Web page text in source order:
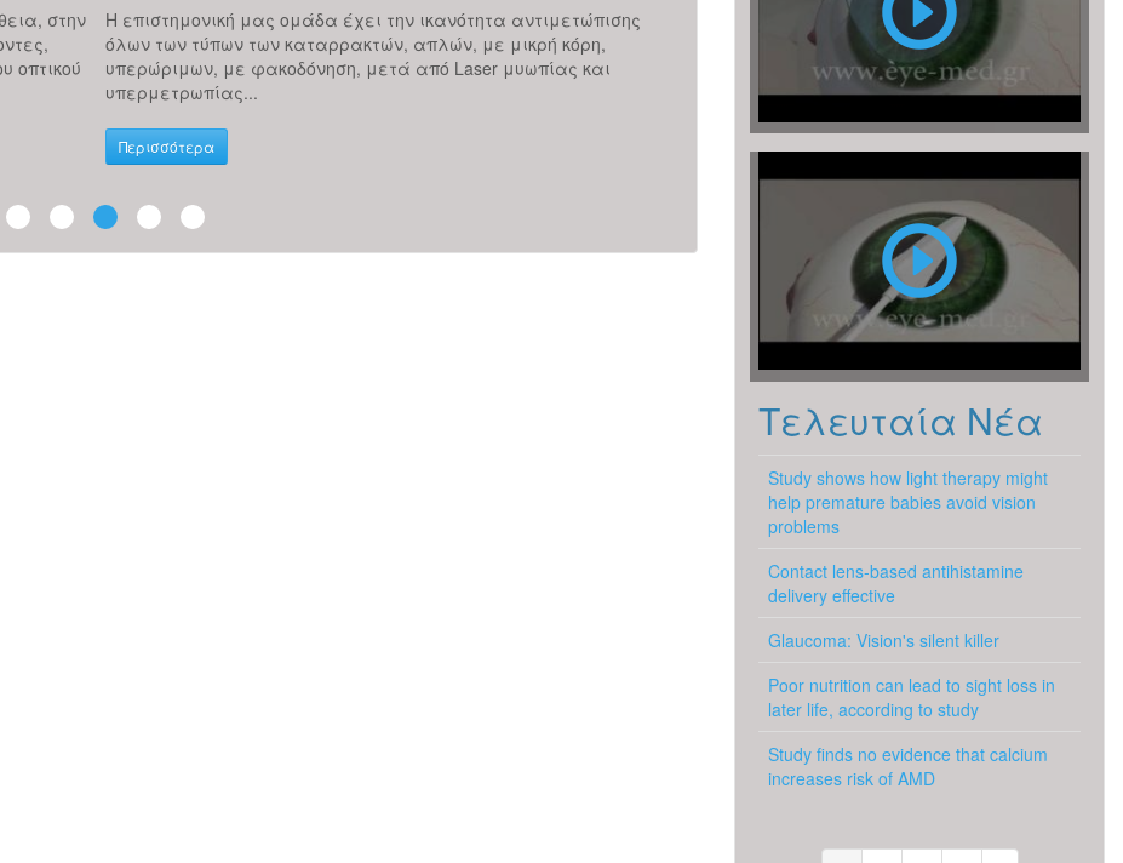
στην
οπτικού
H επιστημονική μας ομάδα έχει την ικανότητα αντιμετώπισης
όλων των τύπων των καταρρακτών, απλών, με μικρή κόρη,
υπερώριμων, με φακοδόνηση, μετά από Laser μυωπίας και
υπερμετρωπίας...
Περισσότερα
Η εξάπλωση των επεμβάσεων για διόρθωση των
ανωμαλιών ξεκίνησε με την ανάπτυξη των Laser
του 1980 –90. Ειδικότερα μετά το 1987
Περισσότερα
PRK
Τελευταία Νέα
Study shows how light therapy might
help premature babies avoid vision
problems
Contact lens-based antihistamine
delivery effective
Glaucoma: Vision's silent killer
Poor nutrition can lead to sight loss in
later life, according to study
Study finds no evidence that calcium
increases risk of AMD